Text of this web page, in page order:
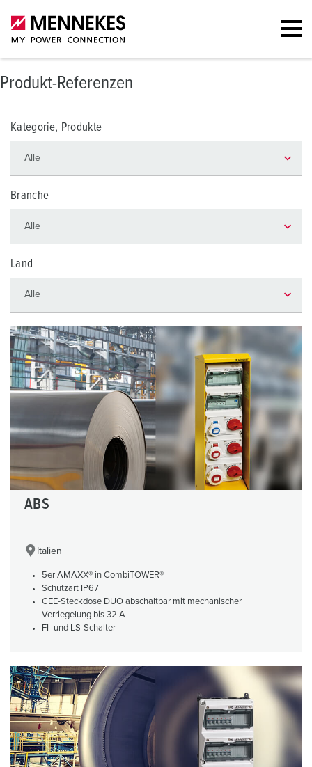
Produkt-Referenzen
Kategorie, Produkte
Branche
Land
ABS
Italien
5er AMAXX® in CombiTOWER®
Schutzart IP67
CEE-Steckdose DUO abschaltbar mit mechanischer
Verriegelung bis 32 A
FI- und LS-Schalter